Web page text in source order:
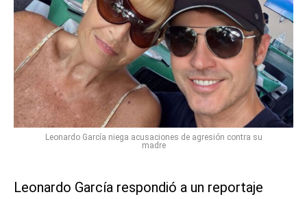
Leonardo García niega acusaciones de agresión contra su
madre
Leonardo García respondió a un reportaje